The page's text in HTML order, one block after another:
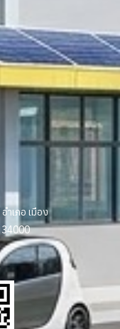
ำเภอ เมือง